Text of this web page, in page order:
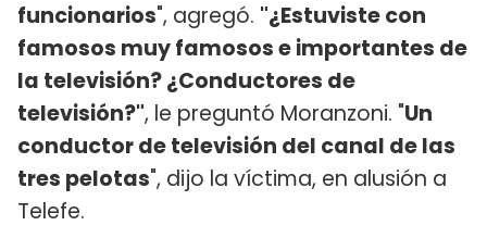
funcionarios", agregó. "¿Estuviste con
famosos muy famosos e importantes de
la televisión? ¿Conductores de
televisión?", le preguntó Moranzoni. "Un
conductor de televisión del canal de las
tres pelotas", dijo la víctima, en alusión a
Telefe.